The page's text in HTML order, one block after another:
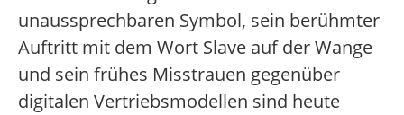
unaussprechbaren Symbol, sein berühmter
Auftritt mit dem Wort Slave auf der Wange
und sein frühes Misstrauen gegenüber
digitalen Vertriebsmodellen sind heute